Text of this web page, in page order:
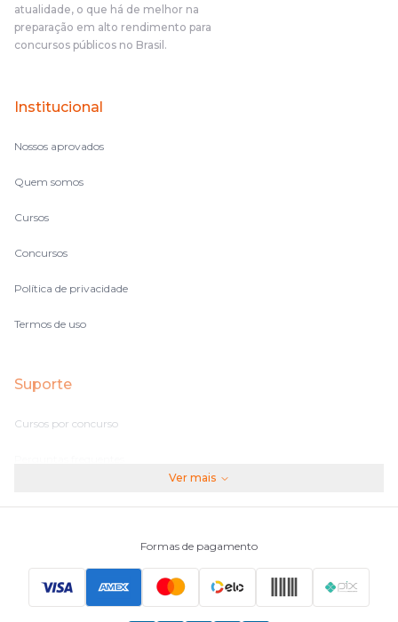
atualidade, o que há de melhor na
preparação em alto rendimento para
concursos públicos no Brasil.
Institucional
Nossos aprovados
Quem somos
Cursos
Concursos
Política de privacidade
Termos de uso
Suporte
Cursos por concurso
Principais Concursos
Ver mais
Formas de pagamento